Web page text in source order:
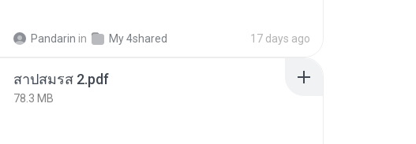
Pandarin in My 4shared 17 days ago
สาปสมรส 2.pdf
78.3 MB